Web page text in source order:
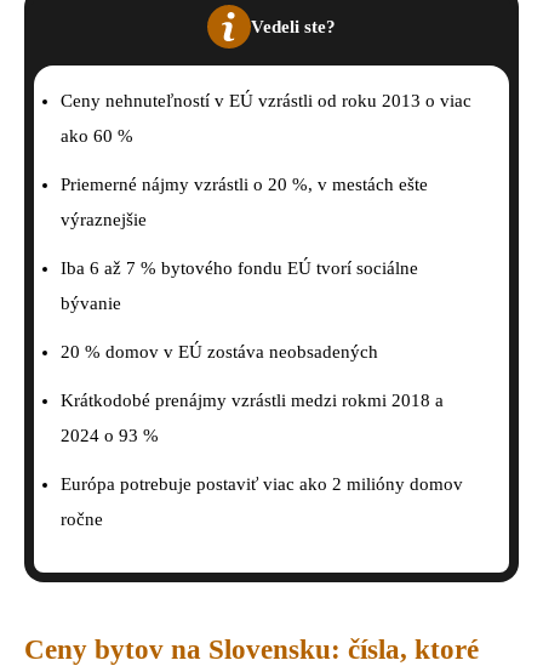
Vedeli ste?
Ceny nehnuteľností v EÚ vzrástli od roku 2013 o viac
ako 60 %
Priemerné nájmy vzrástli o 20 %, v mestách ešte
výraznejšie
Iba 6 až 7 % bytového fondu EÚ tvorí sociálne
bývanie
20 % domov v EÚ zostáva neobsadených
Krátkodobé prenájmy vzrástli medzi rokmi 2018 a
2024 o 93 %
Európa potrebuje postaviť viac ako 2 milióny domov
ročne
Ceny bytov na Slovensku: čísla, ktoré